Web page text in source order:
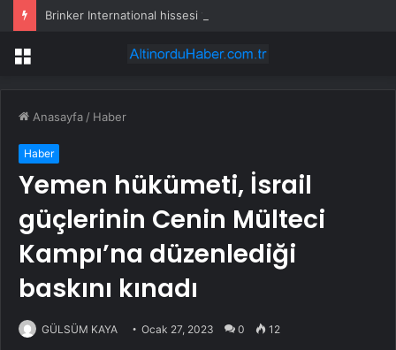
Menü
Anasayfa / Haber
Haber
Yemen hükümeti, İsrail
güçlerinin Cenin Mülteci
Kampı’na düzenlediği
baskını kınadı
GÜLSÜM KAYA Ocak 27, 2023 0 12